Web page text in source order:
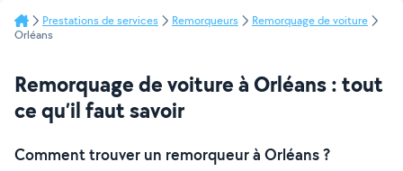
Prestations de services Remorqueurs
Remorquage de voiture
Orléans
Remorquage de voiture à Orléans : tout
ce qu’il faut savoir
Comment trouver un remorqueur à Orléans ?